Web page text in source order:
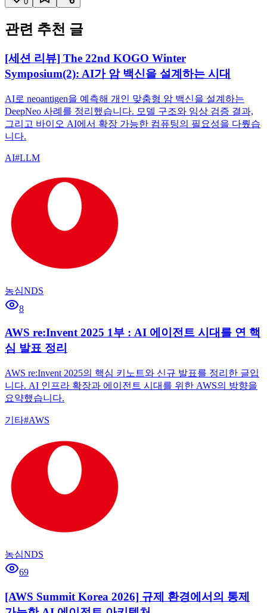
관련 추천 글
[세션 리뷰] The 22nd KOGO Winter
Symposium(2): AI가 암 백신을 설계하는 시대
AI로 neoantigen을 예측해 개인 맞춤형 암 백신을 설계하는
DeepNeo 사례를 정리했습니다. 모델 구조와 임상 검증 결과,
그리고 바이오 AI에서 확장 가능한 컴퓨팅의 필요성을 다뤘습
니다.
AI#LLM
농심NDS
8
AWS re:Invent 2025 1부 : AI 에이전트 시대를 연 핵
심 발표 정리
AWS re:Invent 2025의 핵심 키노트와 신규 발표를 정리한 글입
니다. AI 인프라 확장과 에이전트 시대를 위한 AWS의 방향을
요약했습니다.
기타#AWS
농심NDS
69
[AWS Summit Korea 2026] 규제 환경에서의 통제